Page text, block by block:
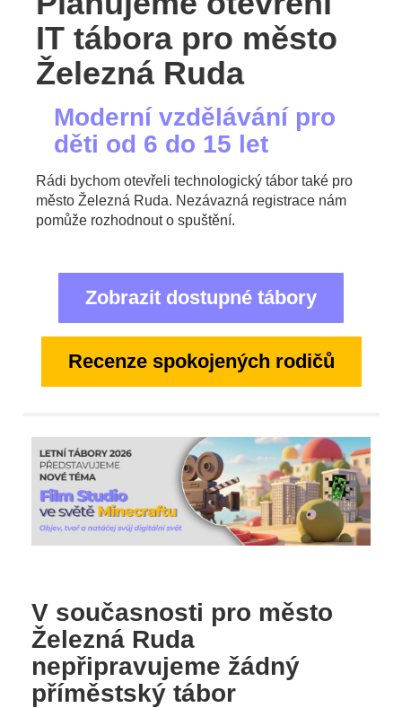
IT tábora pro město
Železná Ruda
Moderní vzdělávání pro
děti od 6 do 15 let
Rádi bychom otevřeli technologický tábor také pro
město Železná Ruda. Nezávazná registrace nám
pomůže rozhodnout o spuštění.
Zobrazit dostupné tábory
Recenze spokojených rodičů
V současnosti pro město
Železná Ruda
nepřipravujeme žádný
příměstský tábor